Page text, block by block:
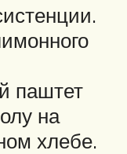
паштет
на
хлебе.